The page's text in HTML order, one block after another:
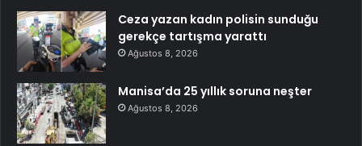
Ceza yazan kadın polisin sunduğu
gerekçe tartışma yarattı
Ağustos 8, 2026
Manisa’da 25 yıllık soruna neşter
Ağustos 8, 2026